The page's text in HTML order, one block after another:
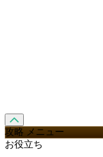
攻略 メニュー
お役立ち